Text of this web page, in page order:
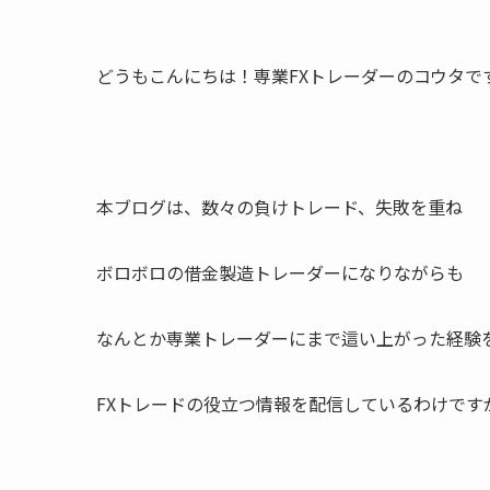
どうもこんにちは！専業FXトレーダーのコウタで
本ブログは、数々の負けトレード、失敗を重ね
ボロボロの借金製造トレーダーになりながらも
なんとか専業トレーダーにまで這い上がった経験
FXトレードの役立つ情報を配信しているわけで